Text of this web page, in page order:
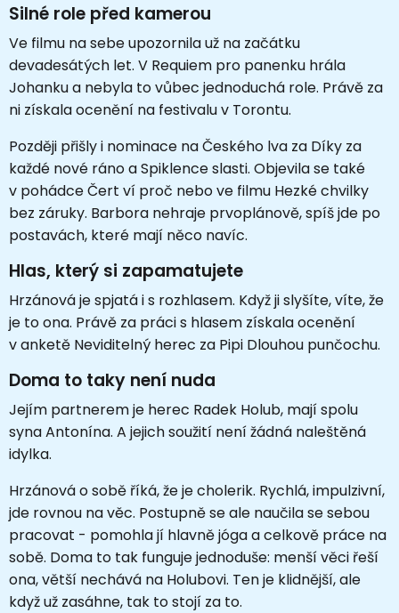
Silné role před kamerou
Ve filmu na sebe upozornila už na začátku
devadesátých let. V Requiem pro panenku hrála
Johanku a nebyla to vůbec jednoduchá role. Právě za
ni získala ocenění na festivalu v Torontu.
Později přišly i nominace na Českého lva za Díky za
každé nové ráno a Spiklence slasti. Objevila se také
v pohádce Čert ví proč nebo ve filmu Hezké chvilky
bez záruky. Barbora nehraje prvoplánově, spíš jde po
postavách, které mají něco navíc.
Hlas, který si zapamatujete
Hrzánová je spjatá i s rozhlasem. Když ji slyšíte, víte, že
je to ona. Právě za práci s hlasem získala ocenění
v anketě Neviditelný herec za Pipi Dlouhou punčochu.
Doma to taky není nuda
Jejím partnerem je herec Radek Holub, mají spolu
syna Antonína. A jejich soužití není žádná naleštěná
idylka.
Hrzánová o sobě říká, že je cholerik. Rychlá, impulzivní,
jde rovnou na věc. Postupně se ale naučila se sebou
pracovat - pomohla jí hlavně jóga a celkově práce na
sobě. Doma to tak funguje jednoduše: menší věci řeší
ona, větší nechává na Holubovi. Ten je klidnější, ale
když už zasáhne, tak to stojí za to.